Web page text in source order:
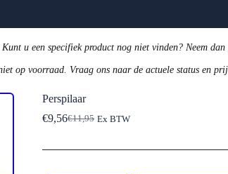
u een specifiek product nog niet vinden? Neem dan
op voorraad. Vraag ons naar de actuele status en
Perspilaar
€11,95
Oorspronkelijke
was:
€9,56Huidige
is:
Ex BTW